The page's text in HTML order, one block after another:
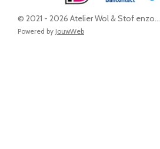
© 2021 - 2026 Atelier Wol & Stof enzo...
Powered by JouwWeb